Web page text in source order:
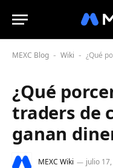
MEXC Blog - Wiki - ¿Qué
¿Qué
traders de
ganan
MEXC Wiki julio